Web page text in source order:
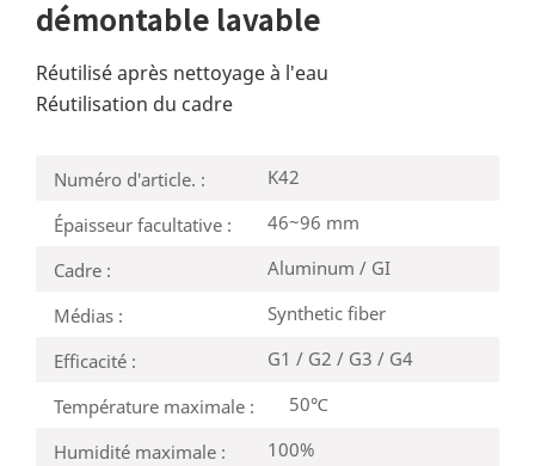
démontable lavable
Réutilisé après nettoyage à l'eau
Réutilisation du cadre
Numéro d'article. :
K42
Épaisseur facultative :
46~96 mm
Cadre :
Aluminum / GI
Médias :
Synthetic fiber
Efficacité :
G1 / G2 / G3 / G4
Température maximale :
50℃
Humidité maximale :
100%